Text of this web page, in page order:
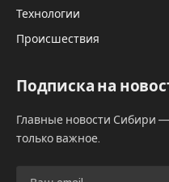
взрослого и
диагностическая
построить 19
году построят
Тулинский,